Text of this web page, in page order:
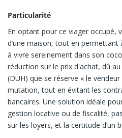
Particularité
En optant pour ce viager occupé,
d’une maison, tout en permettant
à vivre sereinement dans son
réduction sur le prix d'achat, dû au
(DUH) que se réserve « le
mutation, tout en évitant les
bancaires. Une solution idéale
gestion locative ou de fiscalité,
sur les loyers, et la certitude d’un